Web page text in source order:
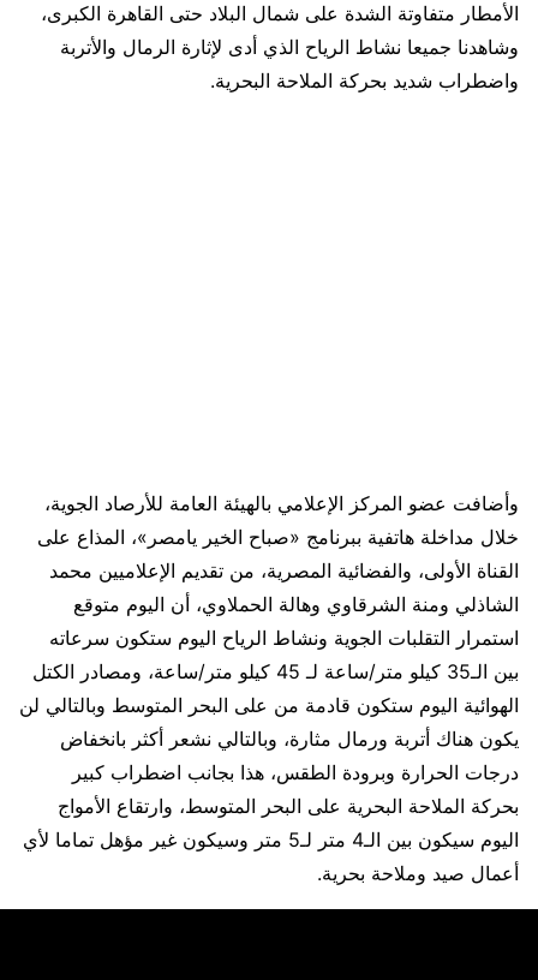
الأمطار متفاوتة الشدة على شمال البلاد حتى القاهرة الكبرى،
وشاهدنا جميعا نشاط الرياح الذي أدى لإثارة الرمال والأتربة
واضطراب شديد بحركة الملاحة البحرية.
وأضافت عضو المركز الإعلامي بالهيئة العامة للأرصاد الجوية،
خلال مداخلة هاتفية ببرنامج «صباح الخير يامصر»، المذاع على
القناة الأولى، والفضائية المصرية، من تقديم الإعلاميين محمد
الشاذلي ومنة الشرقاوي وهالة الحملاوي، أن اليوم متوقع
استمرار التقلبات الجوية ونشاط الرياح اليوم ستكون سرعاته
بين الـ35 كيلو متر/ساعة لـ 45 كيلو متر/ساعة، ومصادر الكتل
الهوائية اليوم ستكون قادمة من على البحر المتوسط وبالتالي لن
يكون هناك أتربة ورمال مثارة، وبالتالي نشعر أكثر بانخفاض
درجات الحرارة وبرودة الطقس، هذا بجانب اضطراب كبير
بحركة الملاحة البحرية على البحر المتوسط، وارتقاع الأمواج
اليوم سيكون بين الـ4 متر لـ5 متر وسيكون غير مؤهل تماما لأي
أعمال صيد وملاحة بحرية.